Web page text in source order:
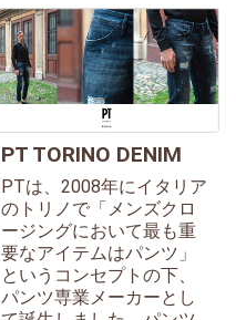
PT TORINO DENIM
PTは、2008年にイタリア
のトリノで「メンズクロ
ージングにおいて最も重
要なアイテムはパンツ」
というコンセプトの下、
パンツ専業メーカーとし